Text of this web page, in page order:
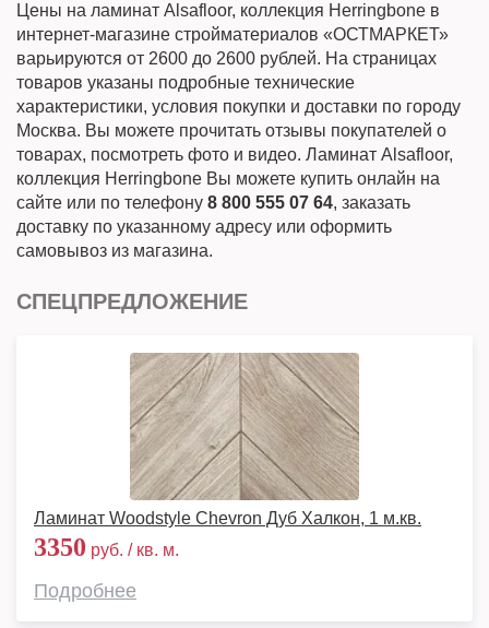
Цены на ламинат Alsafloor, коллекция Herringbone в
интернет-магазине стройматериалов «ОСТМАРКЕТ»
варьируются от 2600 до 2600 рублей. На страницах
товаров указаны подробные технические
характеристики, условия покупки и доставки по городу
Москва. Вы можете прочитать отзывы покупателей о
товарах, посмотреть фото и видео. Ламинат Alsafloor,
коллекция Herringbone Вы можете купить онлайн на
сайте или по телефону 8 800 555 07 64, заказать
доставку по указанному адресу или оформить
самовывоз из магазина.
СПЕЦПРЕДЛОЖЕНИЕ
Ламинат Woodstyle Chevron Дуб Халкон, 1 м.кв.
3350 руб. / кв. м.
Подробнее